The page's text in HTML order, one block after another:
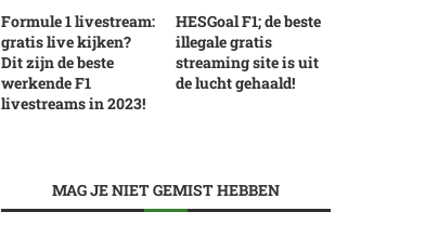
Formule 1 livestream:
gratis live kijken?
Dit zijn de beste
werkende F1
livestreams in 2023!
HESGoal F1; de beste
illegale gratis
streaming site is uit
de lucht gehaald!
MAG JE NIET GEMIST HEBBEN